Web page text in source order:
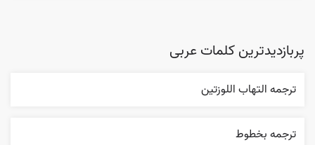
پربازدیدترین کلمات عربی
ترجمه التهاب اللوزتين
ترجمه بخطوط